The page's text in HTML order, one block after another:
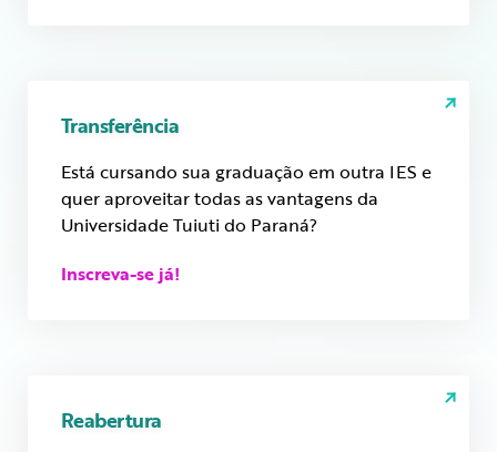
Transferência
Está cursando sua graduação em outra IES e
quer aproveitar todas as vantagens da
Universidade Tuiuti do Paraná?
Inscreva-se já!
Reabertura